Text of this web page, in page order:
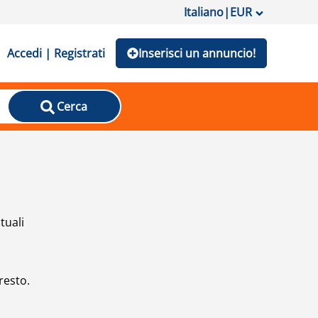
Italiano|EUR
Accedi | Registrati Inserisci un annuncio!
Cerca